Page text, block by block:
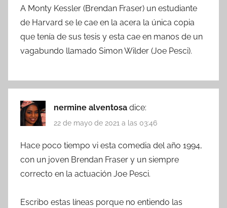
A Monty Kessler (Brendan Fraser) un estudiante
de Harvard se le cae en la acera la única copia
que tenía de sus tesis y esta cae en manos de un
vagabundo llamado Simon Wilder (Joe Pesci).
nermine alventosa dice:
22 de mayo de 2021 a las 03:46
Hace poco tiempo vi esta comedia del año 1994,
con un joven Brendan Fraser y un siempre
correcto en la actuación Joe Pesci.
Escribo estas líneas porque no entiendo las